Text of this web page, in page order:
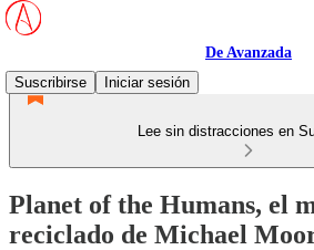
De Avanzada
Suscribirse
Iniciar sesión
Lee sin distracciones en
Planet of the Humans, el
reciclado de Michael